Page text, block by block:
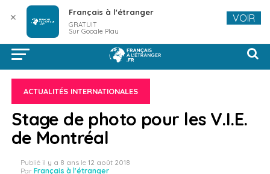
ACTUALITÉS INTERNATIONALES
Stage de photo pour les V.I.E.
de Montréal
Publié il y a 8 ans le 12 août 2018
Par Français à l'étranger
✕ Français à l'étranger
GRATUIT
Sur Google Play
VOIR